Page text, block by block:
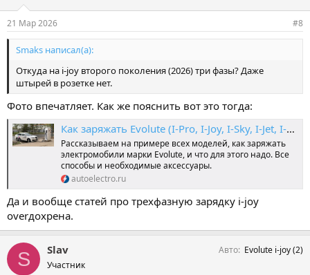
21 Мар 2026 #8
Smaks написал(а):
Откуда на i-joy второго поколения (2026) три фазы? Даже
штырей в розетке нет.
Фото впечатляет. Как же пояснить вот это тогда:
Как заряжать Evolute (I-Pro, I-Joy, I-Sky, I-Jet, I-Space, I-Van)
Рассказываем на примере всех моделей, как заряжать
электромобили марки Evolute, и что для этого надо. Все
способы и необходимые аксессуары.
autoelectro.ru
Да и вообще статей про трехфазную зарядку i-joy
overдохрена.
S Slav
Участник
Авто Evolute i-joy (2)